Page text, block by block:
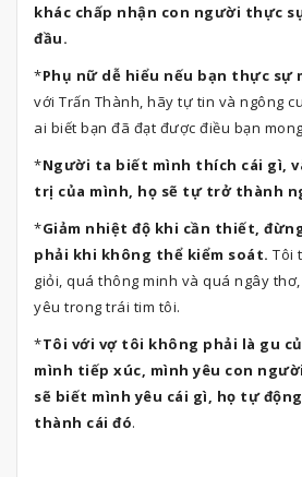
khác chấp nhận con người thực
đầu.
*Phụ nữ dễ hiểu nếu bạn thực sự
với Trấn Thành, hãy tự tin và ngông
ai biết bạn đã đạt được điều bạn
*Người ta biết mình thích cái gì,
trị của mình, họ sẽ tự trở thành
*Giảm nhiệt độ khi cần thiết,
phải khi không thể kiểm soát. Tôi
giỏi, quá thông minh và quá ngây
yêu trong trái tim tôi.
*Tôi với vợ tôi không phải là gu
mình tiếp xúc, mình yêu con
sẽ biết mình yêu cái gì, họ tự
thành cái đó.